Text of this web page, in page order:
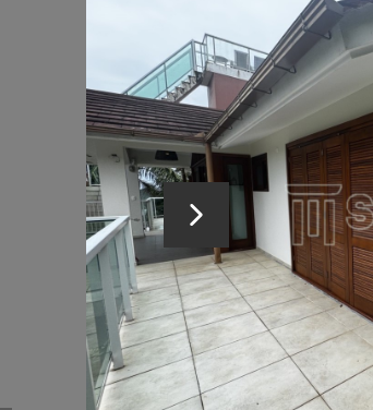
Anuncie seu imóvel
Sobre a Séculus
Contato